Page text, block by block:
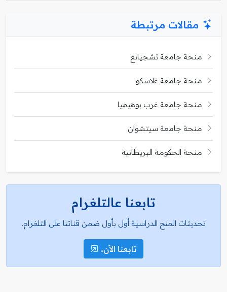
مقالات مرتبطة
منحة جامعة تشجيانغ
منحة جامعة غلاسكو
منحة جامعة غرب بوهيميا
منحة جامعة سيتشوان
منحة الحكومة البريطانية
تابعنا عالتلغرام
تحديثات المنح الدراسية أول بأول ضمن قناتنا على التلغرام.
تابعنا الآن..